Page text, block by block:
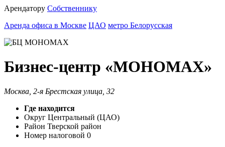
Арендатору Собственнику
Аренда офиса в Москве ЦАО метро Белорусская
Бизнес-центр «МОНОМАХ»
Москва, 2-я Брестская улица, 32
Где находится
Округ Центральный (ЦАО)
Район Тверской район
Номер налоговой 0